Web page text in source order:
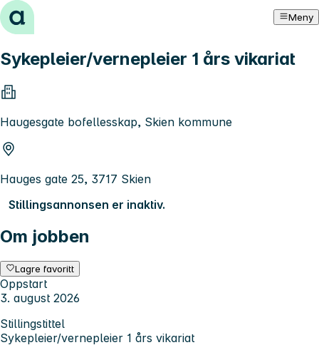
Hopp til innhold Meny
Sykepleier/vernepleier 1 års vikariat
Haugesgate bofellesskap, Skien kommune
Hauges gate 25, 3717 Skien
Stillingsannonsen er inaktiv.
Om jobben
Lagre favoritt
Oppstart
3. august 2026
Stillingstittel
Sykepleier/vernepleier 1 års vikariat